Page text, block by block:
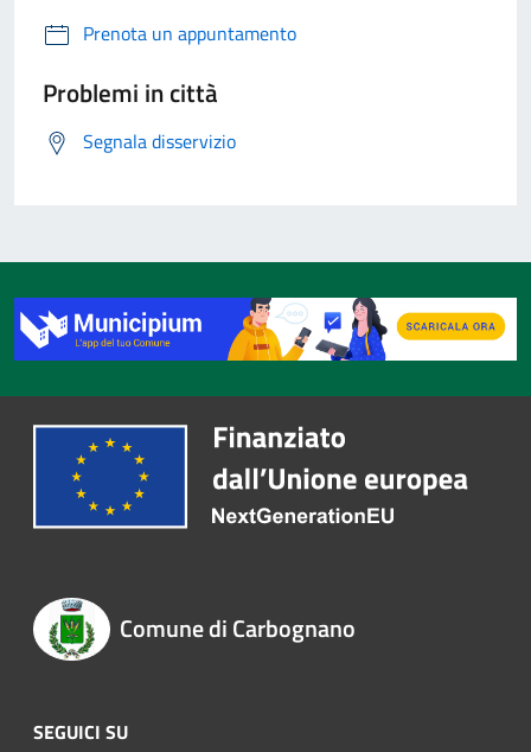
Prenota un appuntamento
Problemi in città
Segnala disservizio
Comune di Carbognano
SEGUICI SU